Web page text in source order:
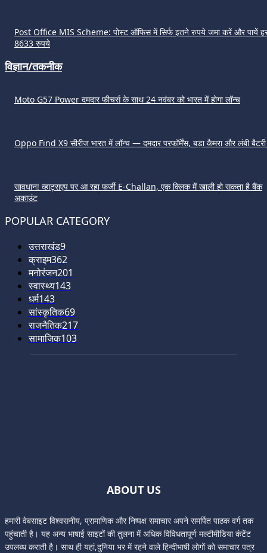
Post Office MIS Scheme: पोस्ट ऑफिस में सिर्फ इतने रुपये जमा करें और पायें
8633 रुपये
विज्ञान/तकनीक
Moto G57 Power दमदार फीचर्स के साथ 24 नवंबर को भारत में होगा लॉन्च
Oppo Find X9 सीरीज भारत में लॉन्च — दमदार परफॉर्मेंस, बड़ा कैमरा और लंबी
सावधान! व्हाट्सएप पर आ रहा फर्जी E-Challan, एक क्लिक में खाली हो सकता है बैंक
अकाउंट
POPULAR CATEGORY
उत्तराखंड9
क्राइम362
मनोरंजन201
स्वास्थ्य143
धर्म143
सांस्कृतिक69
राजनैतिक217
सामाजिक103
ABOUT US
हमारी वेबसाइट विश्वसनीय, प्रामाणिक और निष्पक्ष समाचार अपने समर्पित पाठक वर्ग तक
पहुंचाती है। यह अन्य भाषाई साइटों की तुलना में अधिक विविधतापूर्ण मल्टीमीडिया कंटेंट
उपलब्ध कराती है। साथ ही यहां,दुनिया भर में रहने वाले हिन्दीभाषी लोगों को समाचार पत्र